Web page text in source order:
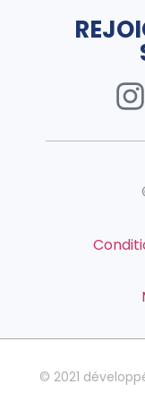
© 2021